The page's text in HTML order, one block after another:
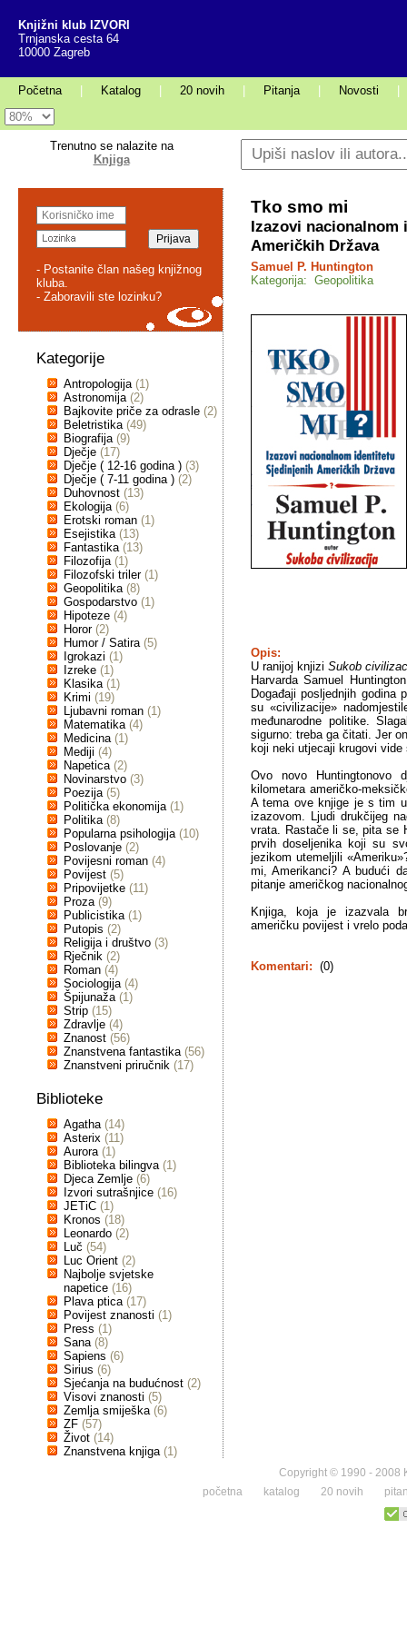
Knjižni klub IZVORI
Trnjanska cesta 64
10000 Zagreb
Početna Katalog 20 novih Pitanja Novosti
Trenutno se nalazite na
Knjiga
- Postanite član našeg knjižnog
kluba.
- Zaboravili ste lozinku?
Kategorije
Antropologija (1)
Astronomija (2)
Bajkovite priče za odrasle (2)
Beletristika (49)
Biografija (9)
Dječje (17)
Dječje ( 12-16 godina ) (3)
Dječje ( 7-11 godina ) (2)
Duhovnost (13)
Ekologija (6)
Erotski roman (1)
Esejistika (13)
Fantastika (13)
Filozofija (1)
Filozofski triler (1)
Geopolitika (8)
Gospodarstvo (1)
Hipoteze (4)
Horor (2)
Humor / Satira (5)
Igrokazi (1)
Izreke (1)
Klasika (1)
Krimi (19)
Ljubavni roman (1)
Matematika (4)
Medicina (1)
Mediji (4)
Napetica (2)
Novinarstvo (3)
Poezija (5)
Politička ekonomija (1)
Politika (8)
Popularna psihologija (10)
Poslovanje (2)
Povijesni roman (4)
Povijest (5)
Pripovijetke (11)
Proza (9)
Publicistika (1)
Putopis (2)
Religija i društvo (3)
Rječnik (2)
Roman (4)
Sociologija (4)
Špijunaža (1)
Strip (15)
Zdravlje (4)
Znanost (56)
Znanstvena fantastika (56)
Znanstveni priručnik (17)
Biblioteke
Agatha (14)
Asterix (11)
Aurora (1)
Biblioteka bilingva (1)
Djeca Zemlje (6)
Izvori sutrašnjice (16)
JETiC (1)
Kronos (18)
Leonardo (2)
Luč (54)
Luc Orient (2)
Najbolje svjetske
napetice (16)
Plava ptica (17)
Povijest znanosti (1)
Press (1)
Sana (8)
Sapiens (6)
Sirius (6)
Sjećanja na budućnost (2)
Visovi znanosti (5)
Zemlja smiješka (6)
ZF (57)
Život (14)
Znanstvena knjiga (1)
Tko smo mi
Izazovi
Američkih Država
Samuel P. Huntington
Kategorija: Geopolitika
Opis:
U ranijoj knjiziSukob
Harvarda Samuel
Događaji posljednjih
su «civilizacije»
međunarodne politike.
sigurno: treba ga čitati. Jer
koji neki utjecaji krugovi vide
Ovo novo Huntingtonovo
kilometara američko-
A tema ove knjige je s tim
izazovom. Ljudi drukčijeg
vrata. Rastače li se, pita se
prvih doseljenika koji su
jezikom utemeljili
mi, Amerikanci? A budući
pitanje američkog
Knjiga, koja je izazvala
američku povijest i vrelo
Komentari: (0)
Copyright © 1990 - 2008
početna
katalog 20 novih